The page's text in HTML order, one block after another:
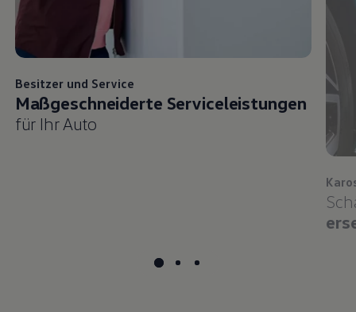
Besitzer und Service
Maßgeschneiderte Serviceleistungen
für Ihr Auto